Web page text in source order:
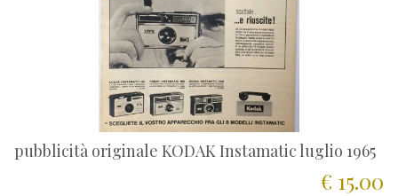
pubblicità originale KODAK Instamatic luglio 1965
€ 15.00